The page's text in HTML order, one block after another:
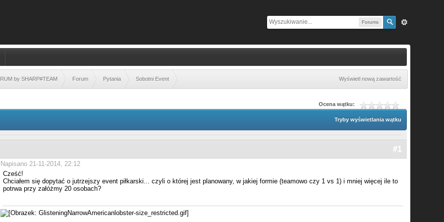
Forums
by SHARP#TEAM Forum Pytania Sobotni Event Wyświetl nową zawartość
Ocena wątku:
Tryby wyświetlania wątku
#1
Napisano 21-11-2014, 22:12
Cześć!
Chciałem się dopytać o jutrzejszy event piłkarski... czyli o której jest planowany, w jakiej formie (teamowo czy 1 vs 1) i mniej więcej ile to
potrwa przy załóżmy 20 osobach?